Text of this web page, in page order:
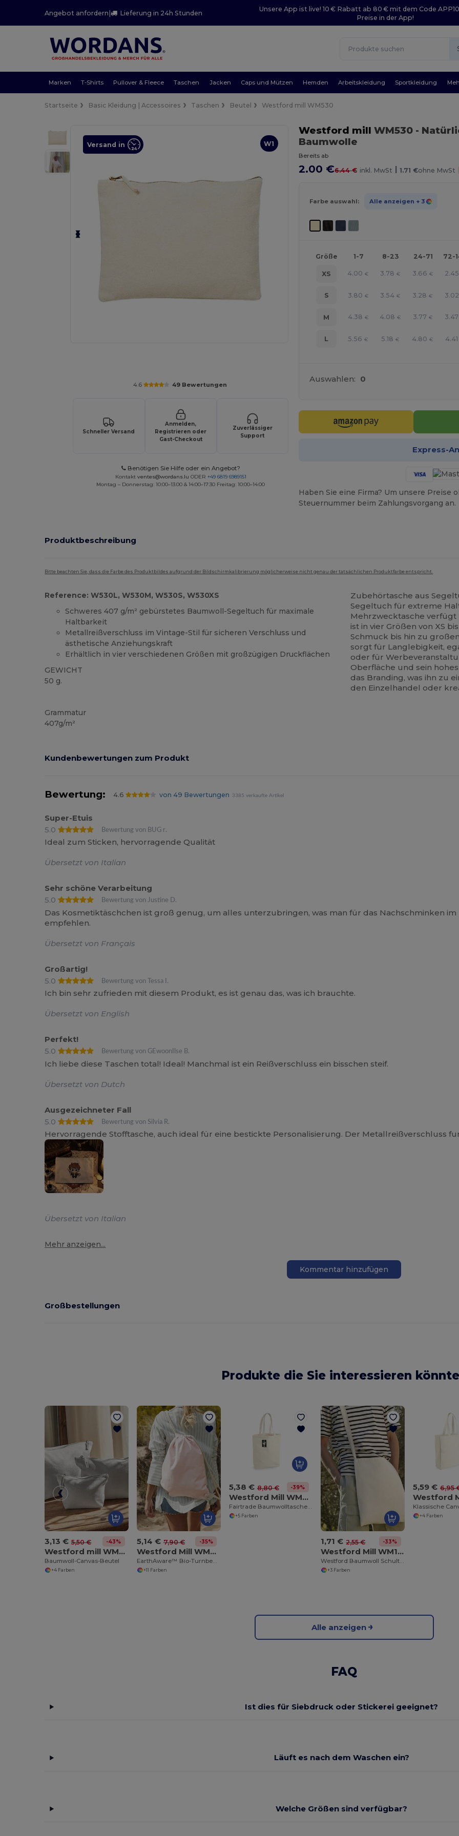
Angebot anfordern| Lieferung in 24h Stunden
Unsere App ist live! 10 € Rabatt ab 80 € mit dem Code
Preise in der App!
Marken T-Shirts Pullover & Fleece Taschen Jacken Caps und Mützen Hemden Arbeitskleidung Sportkleidung
Startseite Basic Kleidung | Accessoires Taschen Beutel Westford mill WM530
W1
Versand in
4.6 49 Bewertungen
Schneller Versand
Anmelden,
Registrieren oder
Gast-Checkout
Zuverlässiger
Support
Benötigen Sie Hilfe oder ein Angebot?
Kontakt ventes@wordans.lu ODER +49 6819 6989151
Montag – Donnerstag: 10:00–13:00 & 14:00–17:30 Freitag: 10:00–14:00
Westford mill WM530 -
Baumwolle
Bereits ab
2.00 €6.44 € inkl. MwSt | 1.71 €ohne MwSt
Farbe auswahl: Alle anzeigen + 3
Größe 1-7 8-23 24-71 72-
XS 4.00 € 3.78 € 3.66 € 2.45
S 3.80 € 3.54 € 3.28 € 3.02
M 4.38 € 4.08 € 3.77 € 3.47
L 5.56 € 5.18 € 4.80 € 4.41
Auswahlen: 0
Express-
Haben Sie eine Firma? Um unsere
Steuernummer beim Zahlungsvorgang an.
Produktbeschreibung
Bitte beachten Sie, dass die Farbe des Produktbildes aufgrund der Bildschirmkalibrierung möglicherweise nicht genau der tatsächlichen Produktfarbe entspricht.
Reference: W530L, W530M, W530S, W530XS
Schweres 407 g/m² gebürstetes Baumwoll-Segeltuch für maximale
Haltbarkeit
Metallreißverschluss im Vintage-Stil für sicheren Verschluss und
ästhetische Anziehungskraft
Erhältlich in vier verschiedenen Größen mit großzügigen Druckflächen
GEWICHT
50 g.
Grammatur
407g/m²
Zubehörtasche aus
Segeltuch für extreme
Mehrzwecktasche verfügt
ist in vier Größen von XS
Schmuck bis hin zu
sorgt für Langlebigkeit,
oder für
Oberfläche und sein
das Branding, was ihn zu
den Einzelhandel oder
Kundenbewertungen zum Produkt
Bewertung: 4.6 von 49 Bewertungen 3385 verkaufte Artikel
Super-Etuis
5.0
Bewertung von BUG r.
Ideal zum Sticken, hervorragende Qualität
Übersetzt von Italian
Sehr schöne Verarbeitung
5.0
Bewertung von Justine D.
Das Kosmetiktäschchen ist groß genug, um alles unterzubringen, was man für das Nachschminken
empfehlen.
Übersetzt von Français
Großartig!
5.0
Bewertung von Tessa I.
Ich bin sehr zufrieden mit diesem Produkt, es ist genau das, was ich brauchte.
Übersetzt von English
Perfekt!
5.0
Bewertung von GEwoonIlse B.
Ich liebe diese Taschen total! Ideal! Manchmal ist ein Reißverschluss ein bisschen steif.
Übersetzt von Dutch
Ausgezeichneter Fall
5.0
Bewertung von Silvia R.
Hervorragende Stofftasche, auch ideal für eine bestickte Personalisierung. Der Metallreißverschluss
Übersetzt von Italian
Mehr anzeigen...
Kommentar hinzufügen
Großbestellungen
Produkte die Sie interessieren
3,13 € 5,50 € -43%
Westford mill WM540
Baumwoll-Canvas-Beutel
+4 Farben
5,14 € 7,90 € -35%
Westford Mill WM810
EarthAware™ Bio-Turnbeutel
+11 Farben
5,38 € 8,80 € -39%
Westford Mill WM671
Fairtrade Baumwolltasche Camden
+5 Farben
1,71 € 2,55 € -33%
Westford Mill WM107
Westford Baumwoll Schultertasche für Einkäufe
+3 Farben
5,59 € 6,95
+4 Farben
Alle anzeigen
FAQ
Ist dies für Siebdruck oder Stickerei geeignet?
Läuft es nach dem Waschen ein?
Welche Größen sind verfügbar?